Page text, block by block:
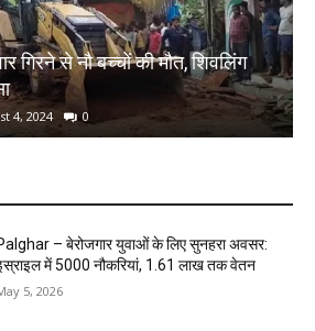
गिरने से नौ बच्चों की मौत, शिवलिंग
4, 2024 0
– बेरोजगार युवाओं के लिए सुनहरा अवसर:
में 5000 नौकरियां, ₹1.61 लाख तक वेतन
5, 2026